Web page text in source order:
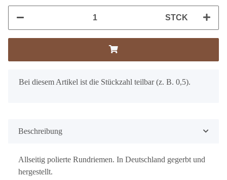
STCK
x
Bei diesem Artikel ist die Stückzahl teilbar (z. B. 0,5).
Beschreibung
Allseitig polierte Rundriemen. In Deutschland gegerbt und
hergestellt.